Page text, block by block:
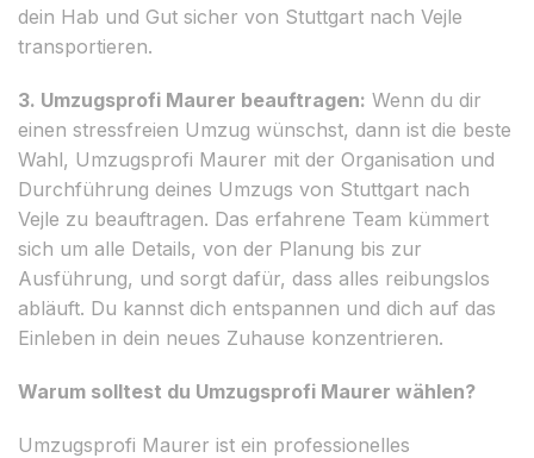
dein Hab und Gut sicher von Stuttgart nach Vejle
transportieren.
3. Umzugsprofi Maurer beauftragen: Wenn du dir
einen stressfreien Umzug wünschst, dann ist die beste
Wahl, Umzugsprofi Maurer mit der Organisation und
Durchführung deines Umzugs von Stuttgart nach
Vejle zu beauftragen. Das erfahrene Team kümmert
sich um alle Details, von der Planung bis zur
Ausführung, und sorgt dafür, dass alles reibungslos
abläuft. Du kannst dich entspannen und dich auf das
Einleben in dein neues Zuhause konzentrieren.
Warum solltest du Umzugsprofi Maurer wählen?
Umzugsprofi Maurer ist ein professionelles